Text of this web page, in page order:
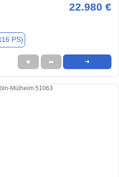
22.980 €
PS)
★ ➦ ➜